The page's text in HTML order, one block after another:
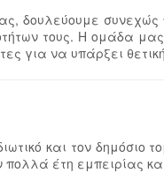
δουλεύουμε
τους. Η ομάδα
για να υπάρξει
και τον δημόσιο
πολλά έτη εμπειρίας